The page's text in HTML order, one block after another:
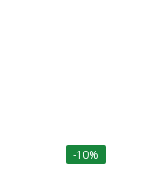
-10%